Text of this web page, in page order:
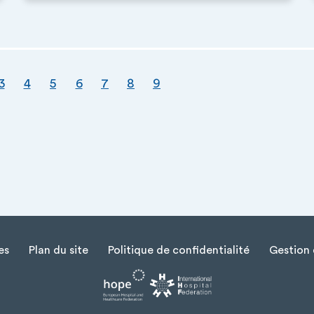
Page
4 Page
5 Page
6 Page
7 Page
8 Page
9
Plan du site Politique de confidentialité Gestion